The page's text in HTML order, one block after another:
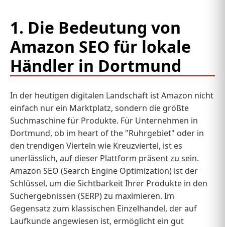
1. Die Bedeutung von
Amazon SEO für lokale
Händler in Dortmund
In der heutigen digitalen Landschaft ist Amazon nicht
einfach nur ein Marktplatz, sondern die größte
Suchmaschine für Produkte. Für Unternehmen in
Dortmund, ob im heart of the "Ruhrgebiet" oder in
den trendigen Vierteln wie Kreuzviertel, ist es
unerlässlich, auf dieser Plattform präsent zu sein.
Amazon SEO (Search Engine Optimization) ist der
Schlüssel, um die Sichtbarkeit Ihrer Produkte in den
Suchergebnissen (SERP) zu maximieren. Im
Gegensatz zum klassischen Einzelhandel, der auf
Laufkunde angewiesen ist, ermöglicht ein gut